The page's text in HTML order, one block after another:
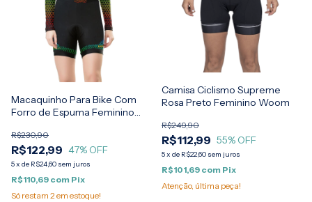
Macaquinho Para Bike Com
Forro de Espuma Feminino
R$122,99
R$230,90
47% OFF
5x de R$24,60 sem juros
R$110,69 com Pix
Só restam 2em estoque!
Camisa Ciclismo Supreme
Rosa Preto Feminino Woom
R$112,99
R$249,90
55% OFF
5x de R$22,60 sem juros
R$101,69 com Pix
Atenção, última peça!